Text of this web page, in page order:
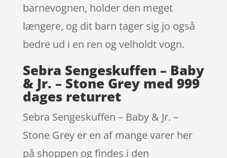
barnevognen, holder den meget
længere, og dit barn tager sig jo også
bedre ud i en ren og velholdt vogn.
Sebra Sengeskuffen – Baby
& Jr. – Stone Grey med 999
dages returret
Sebra Sengeskuffen – Baby & Jr. –
Stone Grey er en af mange varer her
på shoppen og findes i den